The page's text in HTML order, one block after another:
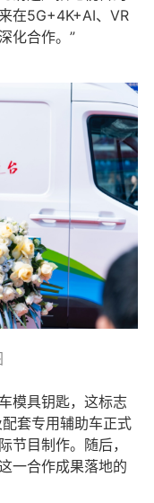
在5G+4K+AI、VR
化合作。”
模具钥匙，这标志
套专用辅助车正式
节目制作。随后，
一合作成果落地的